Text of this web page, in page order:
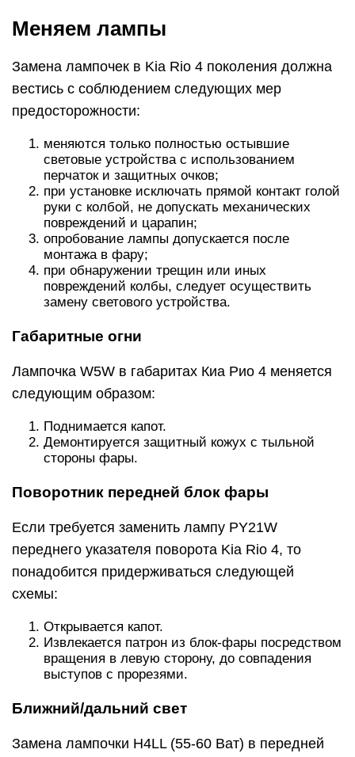
Меняем лампы
Замена лампочек в Kia Rio 4 поколения должна
вестись с соблюдением следующих мер
предосторожности:
меняются только полностью остывшие
световые устройства с использованием
перчаток и защитных очков;
при установке исключать прямой контакт голой
руки с колбой, не допускать механических
повреждений и царапин;
опробование лампы допускается после
монтажа в фару;
при обнаружении трещин или иных
повреждений колбы, следует осуществить
замену светового устройства.
Габаритные огни
Лампочка W5W в габаритах Киа Рио 4 меняется
следующим образом:
Поднимается капот.
Демонтируется защитный кожух с тыльной
стороны фары.
Поворотник передней блок фары
Если требуется заменить лампу PY21W
переднего указателя поворота Kia Rio 4, то
понадобится придерживаться следующей
схемы:
Открывается капот.
Извлекается патрон из блок-фары посредством
вращения в левую сторону, до совпадения
выступов с прорезями.
Ближний/дальний свет
Замена лампочки H4LL (55-60 Ват) в передней